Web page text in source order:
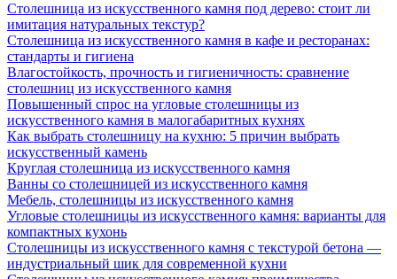
Столешница из искусственного камня под дерево: стоит ли
имитация натуральных текстур?
Столешница из искусственного камня в кафе и ресторанах:
стандарты и гигиена
Влагостойкость, прочность и гигиеничность: сравнение
столешниц из искусственного камня
Повышенный спрос на угловые столешницы из
искусственного камня в малогабаритных кухнях
Как выбрать столешницу на кухню: 5 причин выбрать
искусственный камень
Круглая столешница из искусственного камня
Ванны со столешницей из искусственного камня
Мебель, столешницы из искусственного камня
Угловые столешницы из искусственного камня: варианты для
компактных кухонь
Столешницы из искусственного камня с текстурой бетона —
индустриальный шик для современной кухни